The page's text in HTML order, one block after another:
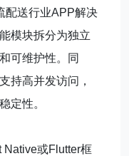
配送行业APP解决
模块拆分为独立
可维护性。同
持高并发访问，
定性。
Native或Flutter框